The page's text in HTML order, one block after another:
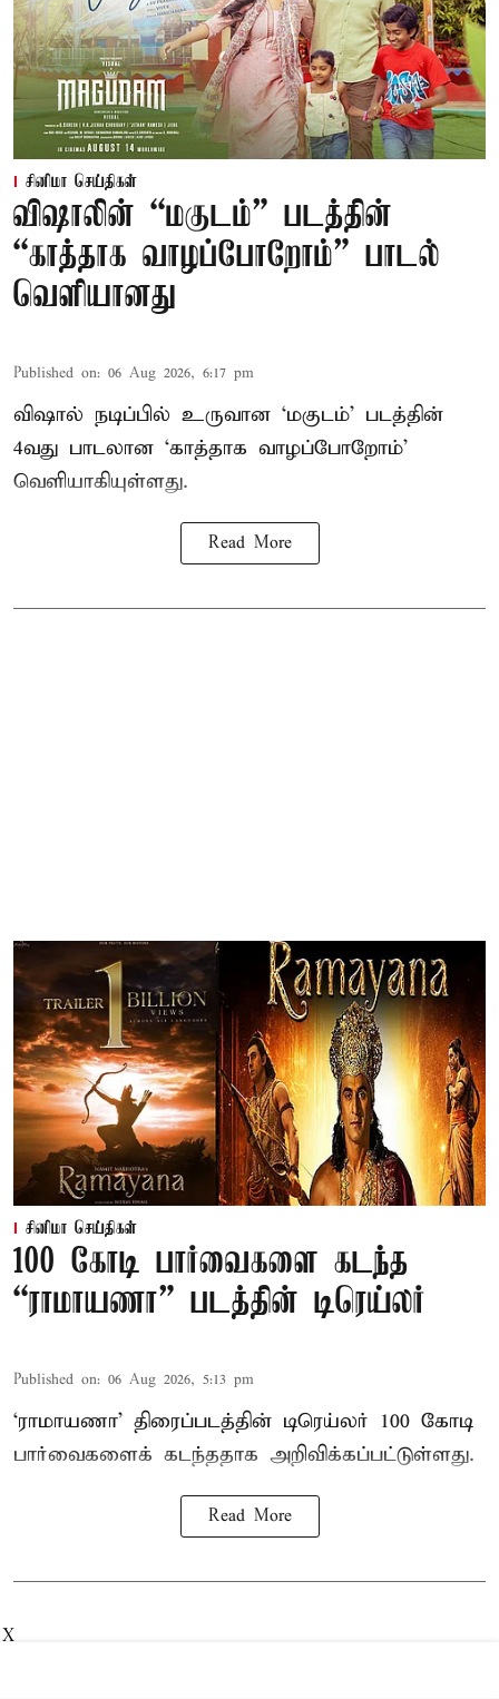
சினிமா செய்திகள்
விஷாலின் “மகுடம்” படத்தின்
“காத்தாக வாழப்போறோம்” பாடல்
வெளியானது
Published on: 06 Aug 2026, 6:17 pm
விஷால் நடிப்பில் உருவான ‘மகுடம்’ படத்தின்
4வது பாடலான ‘காத்தாக வாழப்போறோம்’
வெளியாகியுள்ளது.
Read More
சினிமா செய்திகள்
100 கோடி பார்வைகளை கடந்த
“ராமாயணா” படத்தின் டிரெய்லர்
Published on: 06 Aug 2026, 5:13 pm
‘ராமாயணா’ திரைப்படத்தின் டிரெய்லர் 100 கோடி
பார்வைகளைக் கடந்ததாக அறிவிக்கப்பட்டுள்ளது.
Read More
X